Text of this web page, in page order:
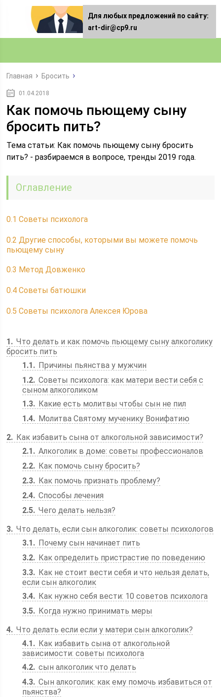
Главная Бросить
01.04.2018
Как помочь пьющему сыну
бросить пить?
Тема статьи: Как помочь пьющему сыну бросить
пить? - разбираемся в вопросе, тренды 2019 года.
Оглавление
0.1 Советы психолога
0.2 Другие способы, которыми вы можете помочь
пьющему сыну
0.3 Метод Довженко
0.4 Советы батюшки
0.5 Советы психолога Алексея Юрова
1
Что делать и как помочь пьющему сыну алкоголику
бросить пить
1.1
Причины пьянства у мужчин
1.2 Советы психолога: как матери вести себя с
сыном алкоголиком
1.3
Какие есть молитвы чтобы сын не пил
1.4
Молитва Святому мученику Вонифатию
2
Как избавить сына от алкогольной зависимости?
2.1
Алкоголик в доме: советы профессионалов
2.2
Как помочь сыну бросить?
2.3
Как помочь признать проблему?
2.4 Способы лечения
2.5 Чего делать нельзя?
3 Что делать, если сын алкоголик: советы психологов
3.1
Почему сын начинает пить
3.2
Как определить пристрастие по поведению
3.3
Как не стоит вести себя и что нельзя делать,
если сын алкоголик
3.4
Как нужно себя вести: 10 советов психолога
3.5
Когда нужно принимать меры
4 Что делать если если у матери сын алкоголик?
4.1
Как избавить сына от алкогольной
зависимости: советы психолога
4.2 сын алкоголик что делать
4.3 Сын алкоголик: как ему помочь избавиться от
пьянства?
Для любых предложений по сайту:
art-dir@cp9.ru